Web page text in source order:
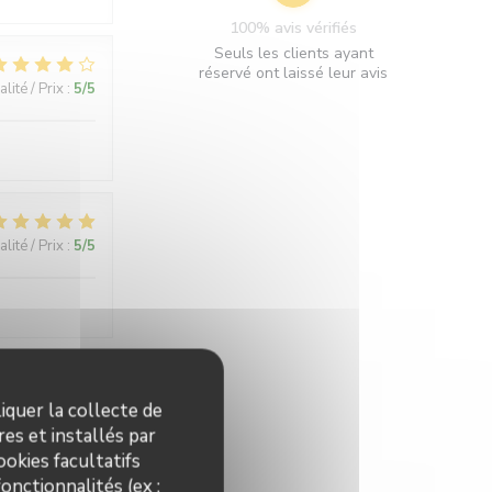
la collecte de
et installés par
facultatifs
(ex :
/ Prix : 5/5
/ Prix : 5/5
/ Prix :5/5
!
100% avis vérifiés
Seuls les clients ayant
réservé ont laissé leur avis